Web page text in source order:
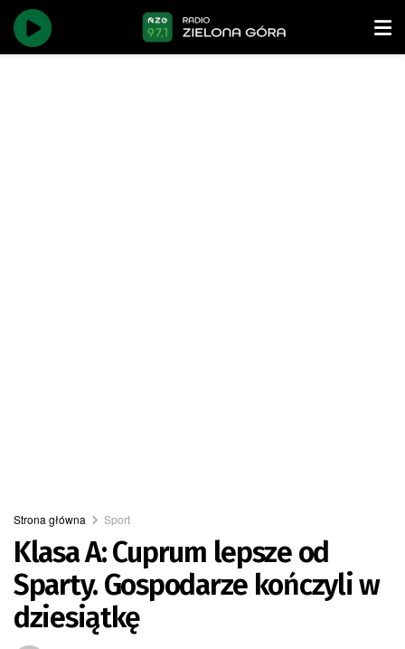
Strona główna Sport
Klasa A: Cuprum lepsze od
Sparty. Gospodarze kończyli w
dziesiątkę